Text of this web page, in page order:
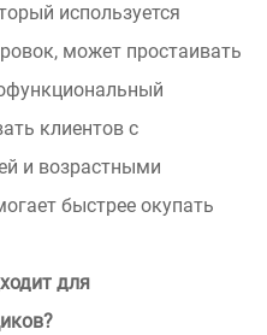
используется
может простаивать
клиентов с
и возрастными
быстрее окупать
для